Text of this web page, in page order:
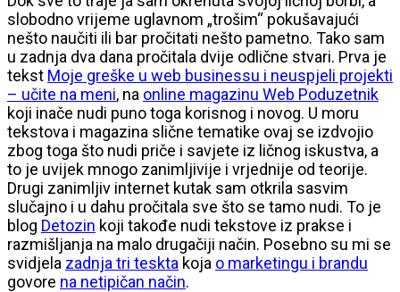
slobodno vrijeme uglavnom „trošim“ pokušavajući
nešto naučiti ili bar pročitati nešto pametno. Tako sam
u zadnja dva dana pročitala dvije odlične stvari. Prva je
tekst Moje greške u web businessu i neuspjeli projekti
– učite na meni, na online magazinu Web Poduzetnik
koji inače nudi puno toga korisnog i novog. U moru
tekstova i magazina slične tematike ovaj se izdvojio
zbog toga što nudi priče i savjete iz ličnog iskustva, a
to je uvijek mnogo zanimljivije i vrjednije od teorije.
Drugi zanimljiv internet kutak sam otkrila sasvim
slučajno i u dahu pročitala sve što se tamo nudi. To je
blog Detozin koji takođe nudi tekstove iz prakse i
razmišljanja na malo drugačiji način. Posebno su mi se
svidjela zadnja tri teskta koja o marketingu i brandu
govore na netipičan način.